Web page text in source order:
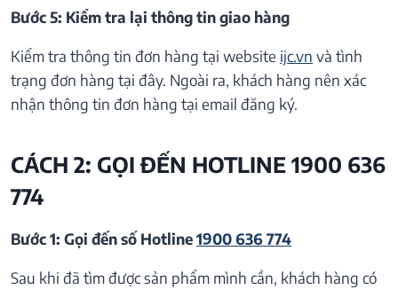
Bước 5: Kiểm tra lại thông tin giao hàng
Kiểm tra thông tin đơn hàng tại website ijc.vn và tình
trạng đơn hàng tại đây. Ngoài ra, khách hàng nên xác
nhận thông tin đơn hàng tại email đăng ký.
CÁCH 2: GỌI ĐẾN HOTLINE 1900 636
774
Bước 1: Gọi đến số Hotline1900 636 774
Sau khi đã tìm được sản phẩm mình cần, khách hàng có